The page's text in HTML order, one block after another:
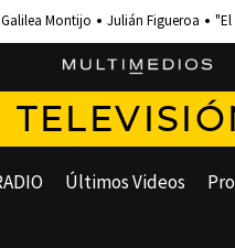
Galilea Montijo Julián Figueroa "El
Últimos Videos